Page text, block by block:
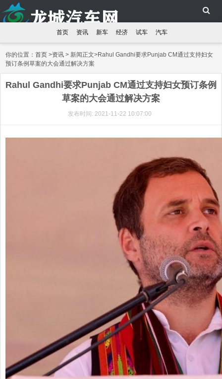
首页 资讯 新车 经济 试车 汽车
你的位置：首页 >资讯 > 新闻正文>Rahul Gandhi要求Punjab CM通过支持妇女
预订条例草案的大会通过解决方案
Rahul Gandhi要求Punjab CM通过支持妇女预订条例
草案的大会通过解决方案
发布时间: 2021-11-22 10:07:00